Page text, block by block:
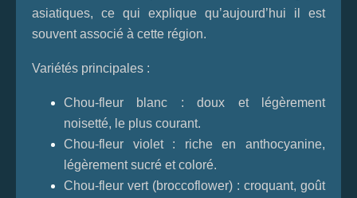
asiatiques, ce qui explique qu’aujourd’hui il est
souvent associé à cette région.
Variétés principales :
Chou‑fleur blanc : doux et légèrement
noisetté, le plus courant.
Chou‑fleur violet : riche en anthocyanine,
légèrement sucré et coloré.
Chou‑fleur vert (broccoflower) : croquant, goût